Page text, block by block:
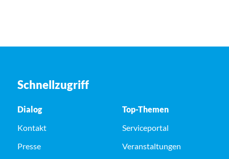
Schnellzugriff
Dialog
Kontakt
Presse
Top-Themen
Serviceportal
Veranstaltungen